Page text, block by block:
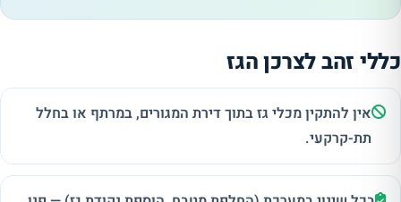
כללי זהב לצרכן הגז
אין להתקין מכלי גז בתוך דירת המגורים, במרתף או בחלל
תת-קרקעי.